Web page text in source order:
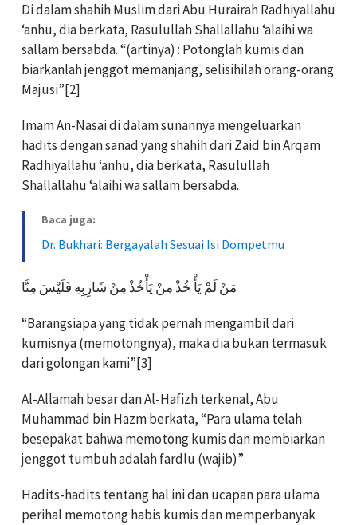
Di dalam shahih Muslim dari Abu Hurairah Radhiyallahu
‘anhu, dia berkata, Rasulullah Shallallahu ‘alaihi wa
sallam bersabda. “(artinya) : Potonglah kumis dan
biarkanlah jenggot memanjang, selisihilah orang-orang
Majusi”[2]
Imam An-Nasai di dalam sunannya mengeluarkan
hadits dengan sanad yang shahih dari Zaid bin Arqam
Radhiyallahu ‘anhu, dia berkata, Rasulullah
Shallallahu ‘alaihi wa sallam bersabda.
Baca juga:
Dr. Bukhari: Bergayalah Sesuai Isi Dompetmu
مَنْ لَمْ يَأْ خُذْ مِنْ يَأْخُذْ مِنْ شَارِبِهِ فَلَيْسَ مِنَّا
“Barangsiapa yang tidak pernah mengambil dari
kumisnya (memotongnya), maka dia bukan termasuk
dari golongan kami”[3]
Al-Allamah besar dan Al-Hafizh terkenal, Abu
Muhammad bin Hazm berkata, “Para ulama telah
besepakat bahwa memotong kumis dan membiarkan
jenggot tumbuh adalah fardlu (wajib)”
Hadits-hadits tentang hal ini dan ucapan para ulama
perihal memotong habis kumis dan memperbanyak